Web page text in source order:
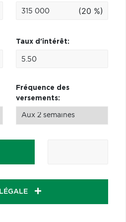
(20 %)
Taux d'intérêt:
Fréquence des
versements: